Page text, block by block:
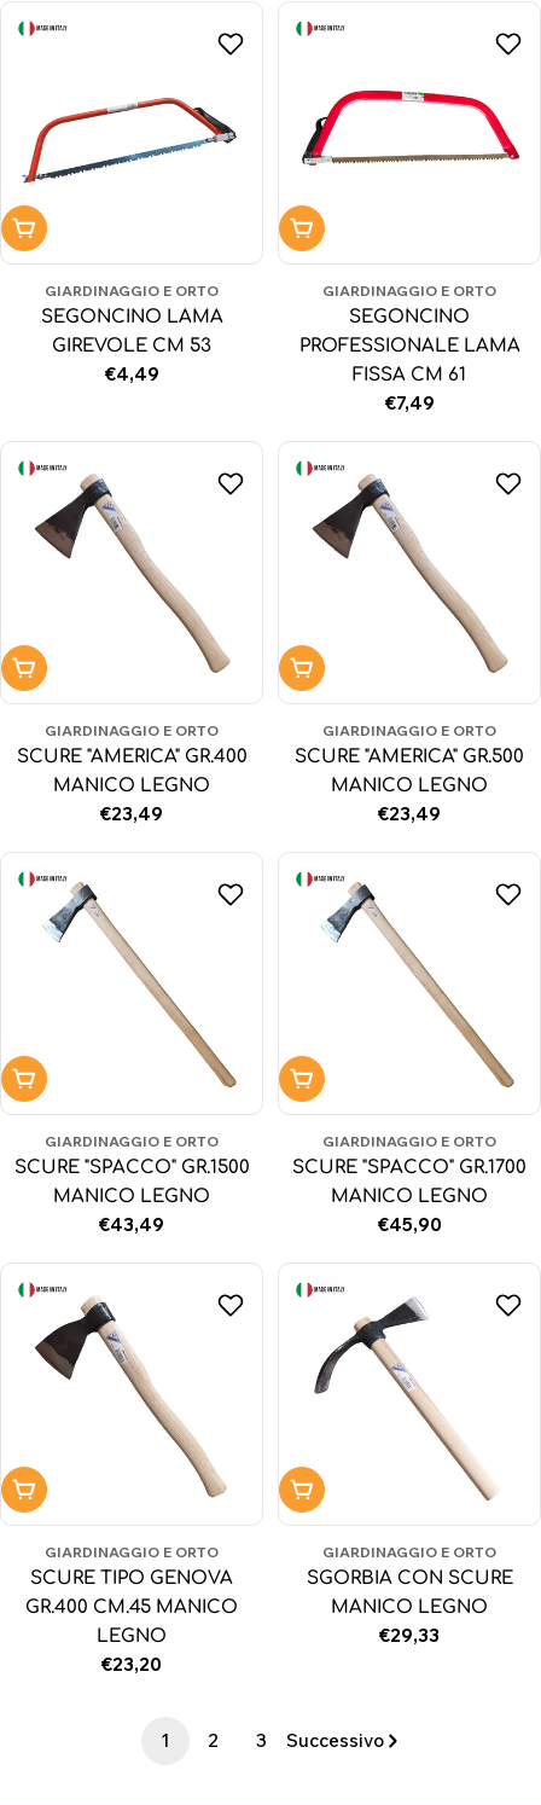
Aggiungi al carrello
GIARDINAGGIO E ORTO
SEGONCINO LAMA
GIREVOLE CM 53
Prezzo
€4,49
Aggiungi al carrello
GIARDINAGGIO E ORTO
SEGONCINO
PROFESSIONALE LAMA
FISSA CM 61
Prezzo
€7,49
Aggiungi al carrello
GIARDINAGGIO E ORTO
SCURE "AMERICA" GR.400
MANICO LEGNO
Prezzo
€23,49
Aggiungi al carrello
GIARDINAGGIO E ORTO
SCURE "AMERICA" GR.500
MANICO LEGNO
Prezzo
€23,49
Aggiungi al carrello
GIARDINAGGIO E ORTO
SCURE "SPACCO" GR.1500
MANICO LEGNO
Prezzo
€43,49
Aggiungi al carrello
GIARDINAGGIO E ORTO
SCURE "SPACCO" GR.1700
MANICO LEGNO
Prezzo
€45,90
Aggiungi al carrello
GIARDINAGGIO E ORTO
SCURE TIPO GENOVA
GR.400 CM.45 MANICO
LEGNO
Prezzo
€23,20
Aggiungi al carrello
GIARDINAGGIO E ORTO
SGORBIA CON SCURE
MANICO LEGNO
Prezzo
€29,33
1 2 3 Successivo